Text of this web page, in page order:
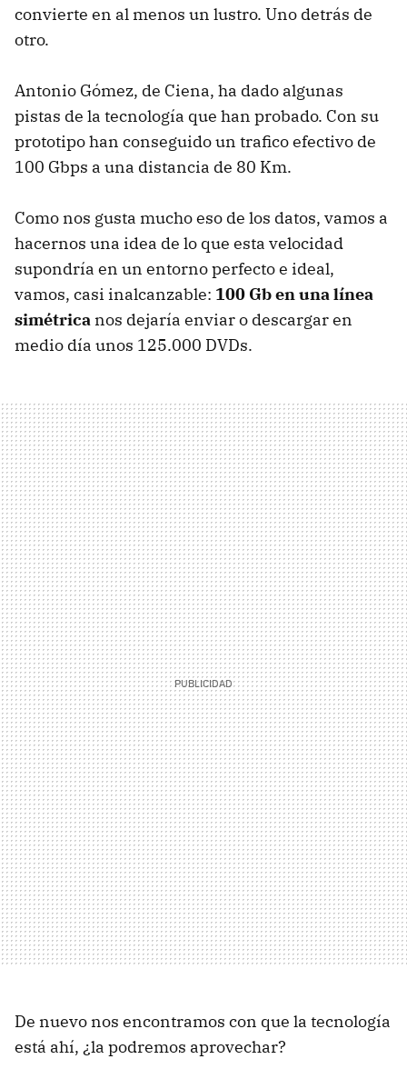
convierte en al menos un lustro. Uno detrás de
otro.
Antonio Gómez, de Ciena, ha dado algunas
pistas de la tecnología que han probado. Con su
prototipo han conseguido un trafico efectivo de
100 Gbps a una distancia de 80 Km.
Como nos gusta mucho eso de los datos, vamos a
hacernos una idea de lo que esta velocidad
supondría en un entorno perfecto e ideal,
vamos, casi inalcanzable: 100 Gb en una línea
simétrica nos dejaría enviar o descargar en
medio día unos 125.000 DVDs.
De nuevo nos encontramos con que la tecnología
está ahí, ¿la podremos aprovechar?